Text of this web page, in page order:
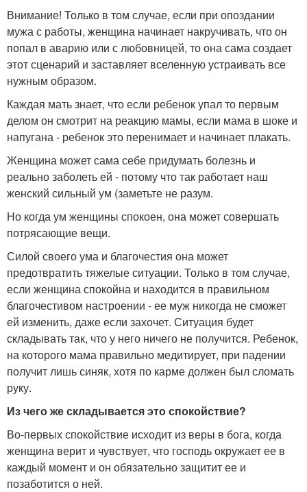
Внимание! Только в том случае, если при опоздании
мужа с работы, женщина начинает накручивать, что он
попал в аварию или с любовницей, то она сама создает
этот сценарий и заставляет вселенную устраивать все
нужным образом.
Каждая мать знает, что если ребенок упал то первым
делом он смотрит на реакцию мамы, если мама в шоке и
напугана - ребенок это перенимает и начинает плакать.
Женщина может сама себе придумать болезнь и
реально заболеть ей - потому что так работает наш
женский сильный ум (заметьте не разум.
Но когда ум женщины спокоен, она может совершать
потрясающие вещи.
Силой своего ума и благочестия она может
предотвратить тяжелые ситуации. Только в том случае,
если женщина спокойна и находится в правильном
благочестивом настроении - ее муж никогда не сможет
ей изменить, даже если захочет. Ситуация будет
складывать так, что у него ничего не получится. Ребенок,
на которого мама правильно медитирует, при падении
получит лишь синяк, хотя по карме должен был сломать
руку.
Из чего же складывается это спокойствие?
Во-первых спокойствие исходит из веры в бога, когда
женщина верит и чувствует, что господь окружает ее в
каждый момент и он обязательно защитит ее и
позаботится о ней.